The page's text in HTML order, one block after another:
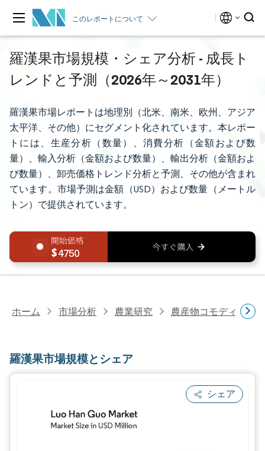
このレポートについて
羅漢果市場規模・シェア分析 - 成長ト
レンドと予測（2026年～2031年）
羅漢果市場レポートは地理別（北米、南米、欧州、アジア
太平洋、その他）にセグメント化されています。本レポー
トには、生産分析（数量）、消費分析（金額および数
量）、輸入分析（金額および数量）、輸出分析（金額およ
び数量）、卸売価格トレンド分析と予測、その他が含まれ
ています。市場予測は金額（USD）および数量（メートル
トン）で提供されています。
4750
ホーム 市場分析 農業研究 農産物コモディティ
羅漢果市場規模とシェア
シェア